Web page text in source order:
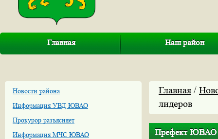
Главная Наш район
Новости района
Информация УВД ЮВАО
Прокурор разъясняет
Информация МЧС ЮВАО
Главная /
лидеров
Префект ЮВАО